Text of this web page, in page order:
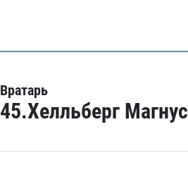
Вратарь
45.Хелльберг Магнус